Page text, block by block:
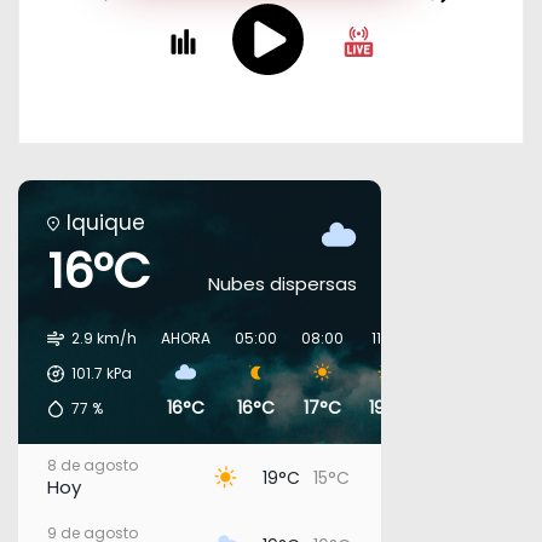
Iquique
16°C Nubes dispersas
2.9 km/h
101.7 kPa
77 %
AHORA
16°C
05:00
16°C
08:00
17°C
11:00
19°C
8 de agosto
Hoy 19°C 15°C
9 de agosto